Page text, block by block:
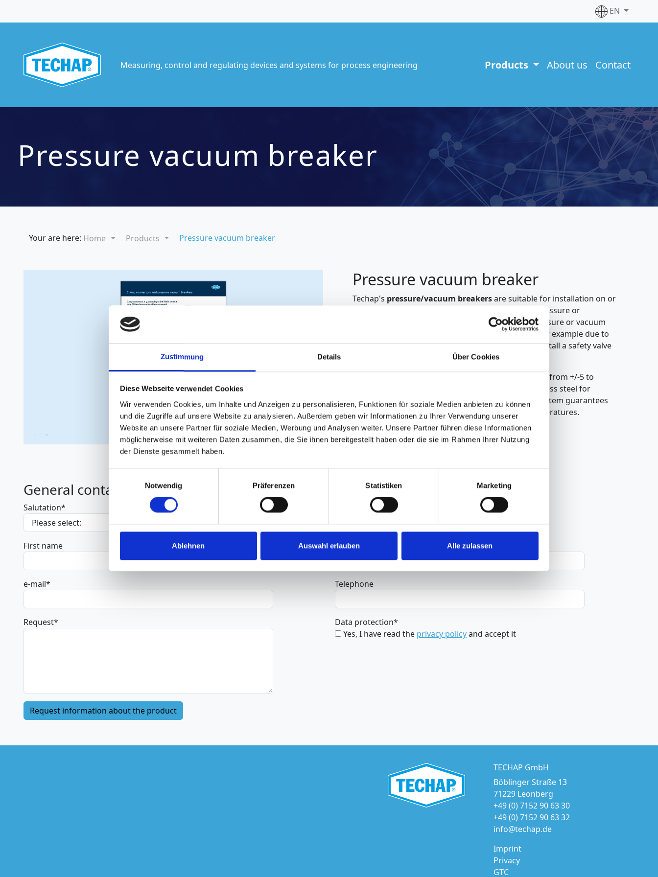
Zustimmung Details Über Cookies
Diese Webseite verwendet Cookies
Wir verwenden Cookies, um Inhalte und Anzeigen zu personalisieren, Funktionen für soziale Medien anbieten zu können
und die Zugriffe auf unsere Website zu analysieren. Außerdem geben wir Informationen zu Ihrer Verwendung unserer
Website an unsere Partner für soziale Medien, Werbung und Analysen weiter. Unsere Partner führen diese Informationen
möglicherweise mit weiteren Daten zusammen, die Sie ihnen bereitgestellt haben oder die sie im Rahmen Ihrer Nutzung
der Dienste gesammelt haben.
Notwendig
Präferenzen Statistiken Marketing
Ablehnen Auswahl erlauben Alle zulassen
EN
Measuring, control and regulating devices and systems for process engineering Products About us Contact
Pressure vacuum breaker
Your are here: Home Products Pressure vacuum breaker
Pressure vacuum breaker
Techap's pressure/vacuum breakersare suitable for installation on or
on top of tank systems to prevent unwanted overpressure or
underpressure. As unwanted load peaks due to pressure or vacuum
can occur during the filling or emptying of a tank, for example due to
technical defects in valves, it is often necessary to install a safety valve
in the form of a pressure-vacuum breaker.
Techap's pressure vacuum breakers can be adjusted from +/-5 to
+/-200 mbar and are available in both PVC and stainless steel for
outdoor installation. A specially designed heating system guarantees
safe operation of the devices even at sub-zero temperatures.
General contact
Salutation*
First name Surname
e-mail* Telephone
Request* Data protection*
Yes, I have read the privacy policyand accept it
TECHAP GmbH
Böblinger Straße 13
71229 Leonberg
+49 (0) 7152 90 63 30
+49 (0) 7152 90 63 32
info@techap.de
Imprint
Privacy
GTC